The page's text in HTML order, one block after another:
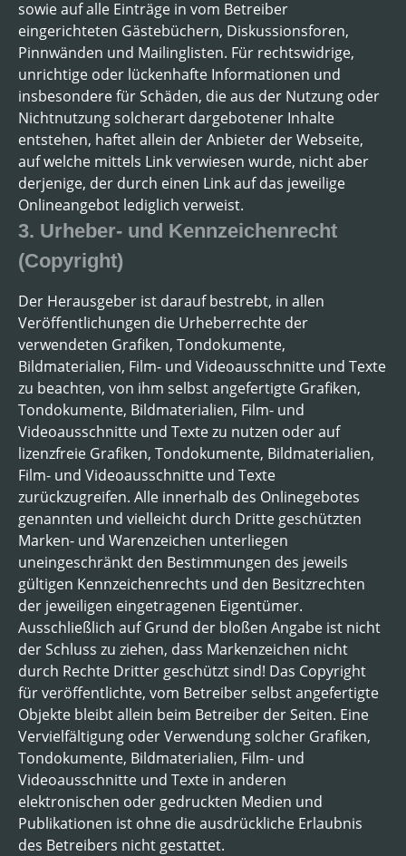
sowie auf alle Einträge in vom Betreiber
eingerichteten Gästebüchern, Diskussionsforen,
Pinnwänden und Mailinglisten. Für rechtswidrige,
unrichtige oder lückenhafte Informationen und
insbesondere für Schäden, die aus der Nutzung oder
Nichtnutzung solcherart dargebotener Inhalte
entstehen, haftet allein der Anbieter der Webseite,
auf welche mittels Link verwiesen wurde, nicht aber
derjenige, der durch einen Link auf das jeweilige
Onlineangebot lediglich verweist.
3. Urheber- und Kennzeichenrecht
(Copyright)
Der Herausgeber ist darauf bestrebt, in allen
Veröffentlichungen die Urheberrechte der
verwendeten Grafiken, Tondokumente,
Bildmaterialien, Film- und Videoausschnitte und Texte
zu beachten, von ihm selbst angefertigte Grafiken,
Tondokumente, Bildmaterialien, Film- und
Videoausschnitte und Texte zu nutzen oder auf
lizenzfreie Grafiken, Tondokumente, Bildmaterialien,
Film- und Videoausschnitte und Texte
zurückzugreifen. Alle innerhalb des Onlinegebotes
genannten und vielleicht durch Dritte geschützten
Marken- und Warenzeichen unterliegen
uneingeschränkt den Bestimmungen des jeweils
gültigen Kennzeichenrechts und den Besitzrechten
der jeweiligen eingetragenen Eigentümer.
Ausschließlich auf Grund der bloßen Angabe ist nicht
der Schluss zu ziehen, dass Markenzeichen nicht
durch Rechte Dritter geschützt sind! Das Copyright
für veröffentlichte, vom Betreiber selbst angefertigte
Objekte bleibt allein beim Betreiber der Seiten. Eine
Vervielfältigung oder Verwendung solcher Grafiken,
Tondokumente, Bildmaterialien, Film- und
Videoausschnitte und Texte in anderen
elektronischen oder gedruckten Medien und
Publikationen ist ohne die ausdrückliche Erlaubnis
des Betreibers nicht gestattet.